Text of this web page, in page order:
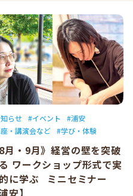
らせ イベント
浦安
・講演会など
学び・体験
8月・9月》経営の壁を突破
ワークショップ形式で実
に学ぶ ミニセミナー